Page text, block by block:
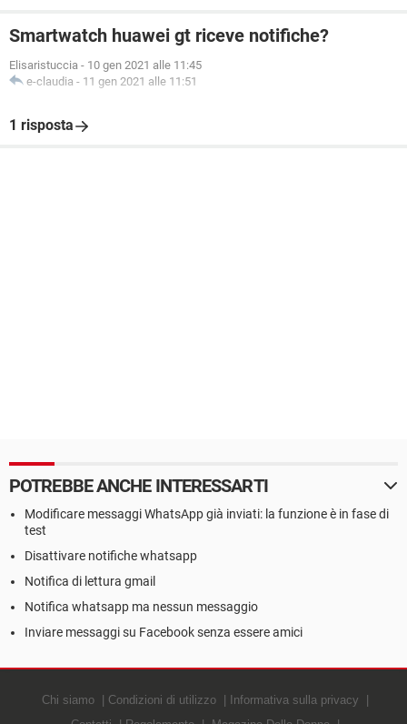
Smartwatch huawei gt riceve notifiche?
Elisaristuccia - 10 gen 2021 alle 11:45
e-claudia - 11 gen 2021 alle 11:51
1 risposta
POTREBBE ANCHE INTERESSARTI
Modificare messaggi WhatsApp già inviati: la funzione è in fase di
test
Disattivare notifiche whatsapp
Notifica di lettura gmail
Notifica whatsapp ma nessun messaggio
Inviare messaggi su Facebook senza essere amici
Chi siamo Condizioni di utilizzo
Informativa sulla privacy